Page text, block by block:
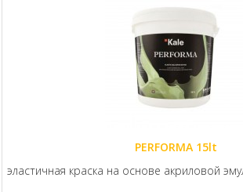
PERFORMA 15lt
эластичная краска на основе акриловой